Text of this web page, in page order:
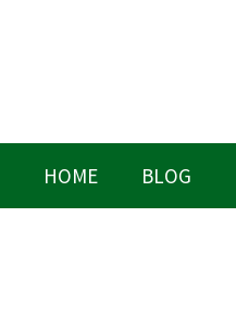
HOME BLOG